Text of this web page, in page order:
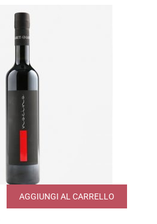
AGGIUNGI AL CARRELLO